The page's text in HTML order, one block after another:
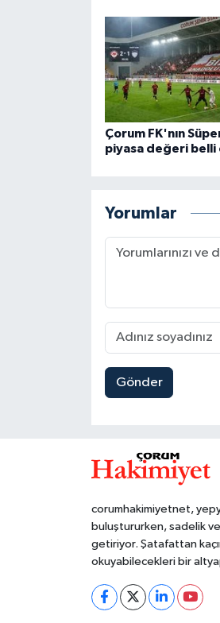
Çorum FK'nın
piyasa değeri belli
Yorumlar
Gönder
corumhakimiyetnet,
buluştururken, sadelik
getiriyor. Şatafattan
okuyabilecekleri bir